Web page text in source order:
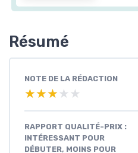
Résumé
NOTE DE LA RÉDACTION
★★★★★
★★★★★
RAPPORT QUALITÉ-PRIX :
INTÉRESSANT POUR
DÉBUTER, MOINS POUR